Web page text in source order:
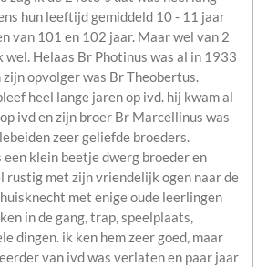
hun leeftijd gemiddeld 10 - 11 jaar
van 101 en 102 jaar. Maar wel van 2
wel. Helaas Br Photinus was al in 1933
opvolger was Br Theobertus.
heel lange jaren op ivd. hij kwam al
ivd en zijn broer Br Marcellinus was
zeer geliefde broeders.
klein beetje dwerg broeder en
rustig met zijn vriendelijk ogen naar de
met enige oude leerlingen
in de gang, trap, speelplaats,
dingen. ik ken hem zeer goed, maar
van ivd was verlaten en paar jaar